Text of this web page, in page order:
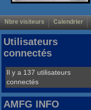
Nbre visiteurs Calendrier
Utilisateurs
connectés
Il y a 137 utilisateurs
connectés
AMFG INFO